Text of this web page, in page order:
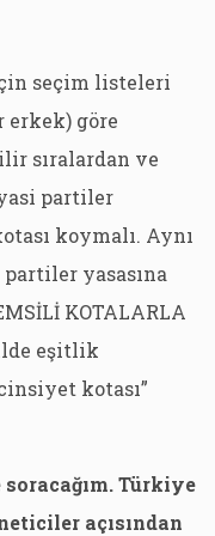
seçim listeleri
erkek) göre
sıralardan ve
partiler
koymalı. Aynı
yasasına
KOTALARLA
eşitlik
kotası”
Türkiye
açısından